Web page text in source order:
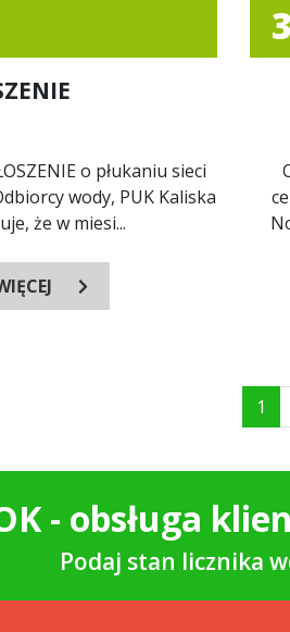
że w miesi...
1
- obsługa
Podaj stan licznika